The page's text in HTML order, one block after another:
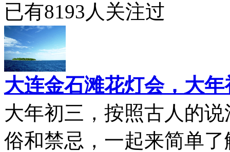
已有8193 人关注过
大连金石滩花灯会，大
大年初三，按照古人的
俗和禁忌，一起来简单了